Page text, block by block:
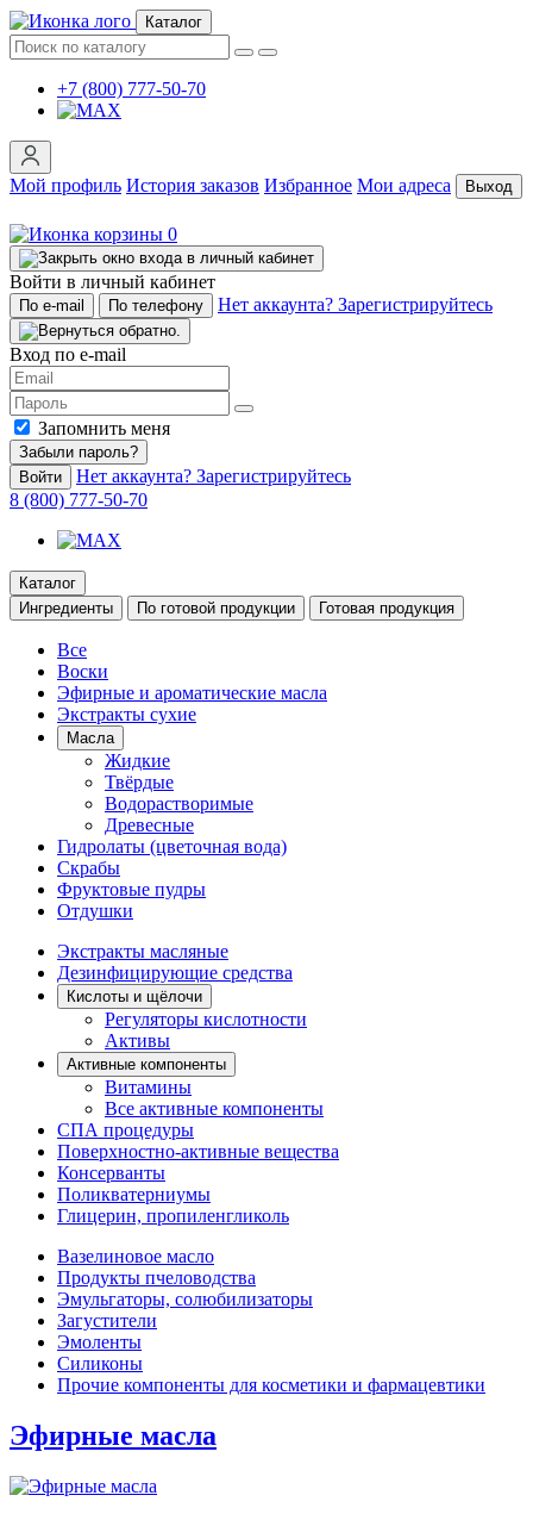
Каталог
+7 (800) 777-50-70
Мой профиль История заказов Избранное Мои адреса Выход
0
Войти в личный кабинет
По e-mail По телефону Нет аккаунта? Зарегистрируйтесь
Вход по e-mail
Запомнить меня
Забыли пароль?
Войти
Нет аккаунта? Зарегистрируйтесь
8 (800) 777-50-70
Каталог
Ингредиенты
По готовой продукции Готовая продукция
Все
Воски
Эфирные и ароматические масла
Экстракты сухие
Масла
Жидкие
Твёрдые
Водорастворимые
Древесные
Гидролаты (цветочная вода)
Скрабы
Фруктовые пудры
Отдушки
Экстракты масляные
Дезинфицирующие средства
Кислоты и щёлочи
Регуляторы кислотности
Активы
Активные компоненты
Витамины
Все активные компоненты
СПА процедуры
Поверхностно-активные вещества
Консерванты
Поликватерниумы
Глицерин, пропиленгликоль
Вазелиновое масло
Продукты пчеловодства
Эмульгаторы, солюбилизаторы
Загустители
Эмоленты
Силиконы
Прочие компоненты для косметики и фармацевтики
Эфирные масла